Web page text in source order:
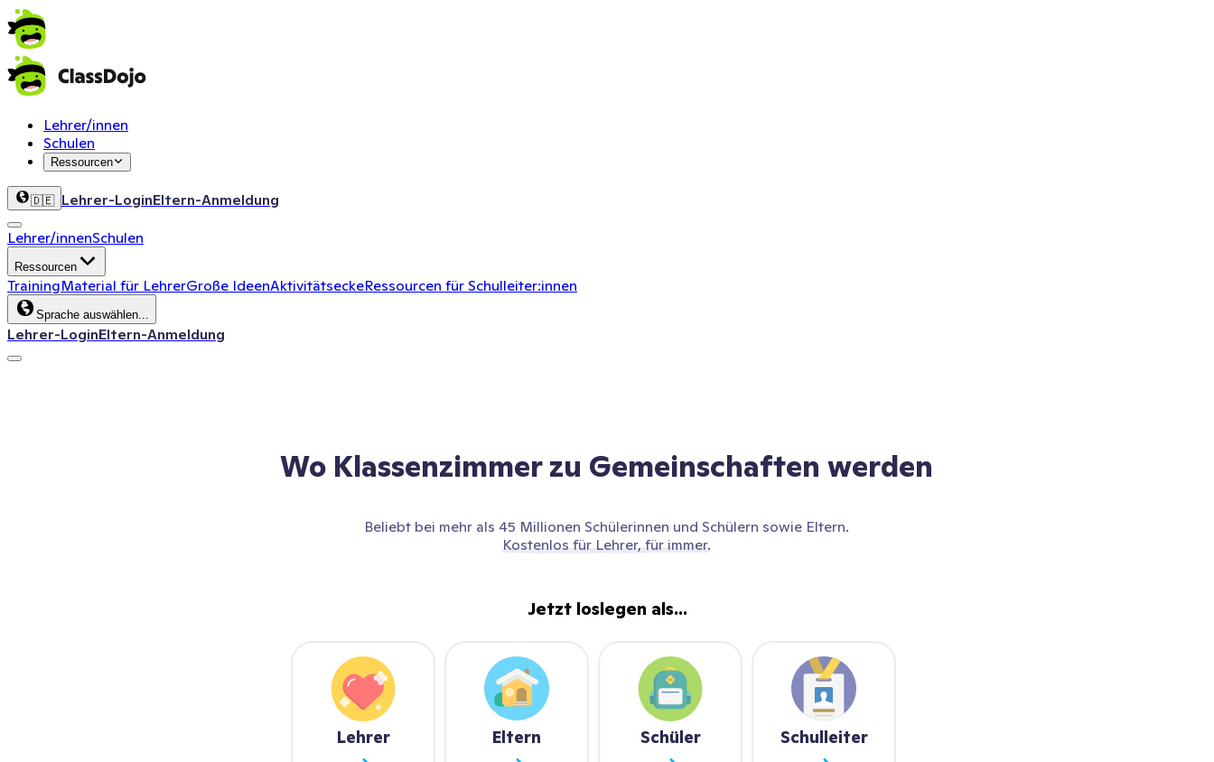
Lehrer/innen
Schulen
Ressourcen
🇩🇪 Lehrer-LoginEltern-Anmeldung
Lehrer/innenSchulen
Ressourcen
TrainingMaterial für LehrerGroße IdeenAktivitätseckeRessourcen für Schulleiter:innen
Sprache auswählen...
Lehrer-LoginEltern-Anmeldung
Wo Klassenzimmer zu Gemeinschaften werden
Beliebt bei mehr als 45 Millionen Schülerinnen und Schülern sowie Eltern.
Kostenlos für Lehrer, für immer.
Jetzt loslegen als...
Lehrer Eltern Schüler Schulleiter